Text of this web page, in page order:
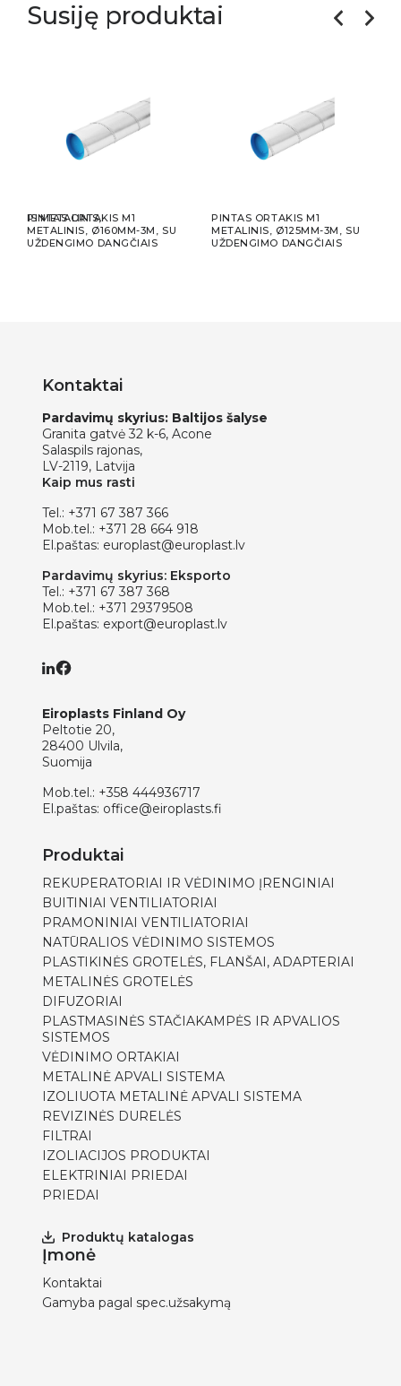
Susiję produktai
METALINIS,
PINTAS ORTAKIS M1
METALINIS, Ø160MM-3M, SU
UŽDENGIMO DANGČIAIS
PINTAS ORTAKIS M1
METALINIS, Ø125MM-3M, SU
UŽDENGIMO DANGČIAIS
Kontaktai
Pardavimų skyrius: Baltijos šalyse
Granita gatvė 32 k-6, Acone
Salaspils rajonas,
LV-2119, Latvija
Kaip mus rasti
Tel.: +371 67 387 366
Mob.tel.: +371 28 664 918
El.paštas: europlast@europlast.lv
Pardavimų skyrius: Eksporto
Tel.: +371 67 387 368
Mob.tel.: +371 29379508
El.paštas: export@europlast.lv
Eiroplasts Finland Oy
Peltotie 20,
28400 Ulvila,
Suomija
Mob.tel.: +358 444936717
El.paštas: office@eiroplasts.fi
Produktai
REKUPERATORIAI IR VĖDINIMO ĮRENGINIAI
BUITINIAI VENTILIATORIAI
PRAMONINIAI VENTILIATORIAI
NATŪRALIOS VĖDINIMO SISTEMOS
PLASTIKINĖS GROTELĖS, FLANŠAI, ADAPTERIAI
METALINĖS GROTELĖS
DIFUZORIAI
PLASTMASINĖS STAČIAKAMPĖS IR APVALIOS
SISTEMOS
VĖDINIMO ORTAKIAI
METALINĖ APVALI SISTEMA
IZOLIUOTA METALINĖ APVALI SISTEMA
REVIZINĖS DURELĖS
FILTRAI
IZOLIACIJOS PRODUKTAI
ELEKTRINIAI PRIEDAI
PRIEDAI
Produktų katalogas
Įmonė
Kontaktai
Gamyba pagal spec.užsakymą